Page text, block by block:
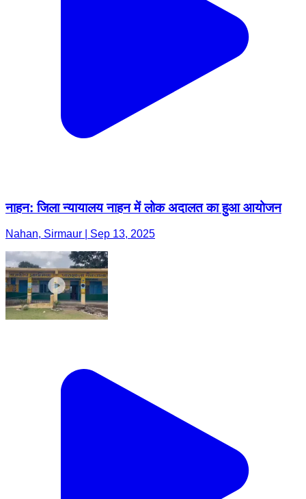
नाहन: जिला न्यायालय नाहन में लोक अदालत का हुआ आयोजन
Nahan, Sirmaur | Sep 13, 2025